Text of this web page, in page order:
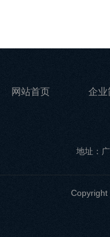
网站首页 企业
地址：